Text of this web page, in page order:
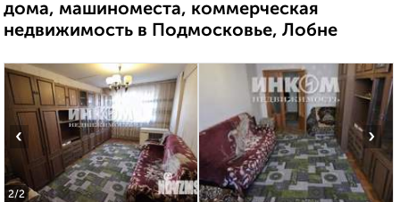
дома, машиноместа, коммерческая
недвижимость в Подмосковье, Лобне
2/2
‹ ›